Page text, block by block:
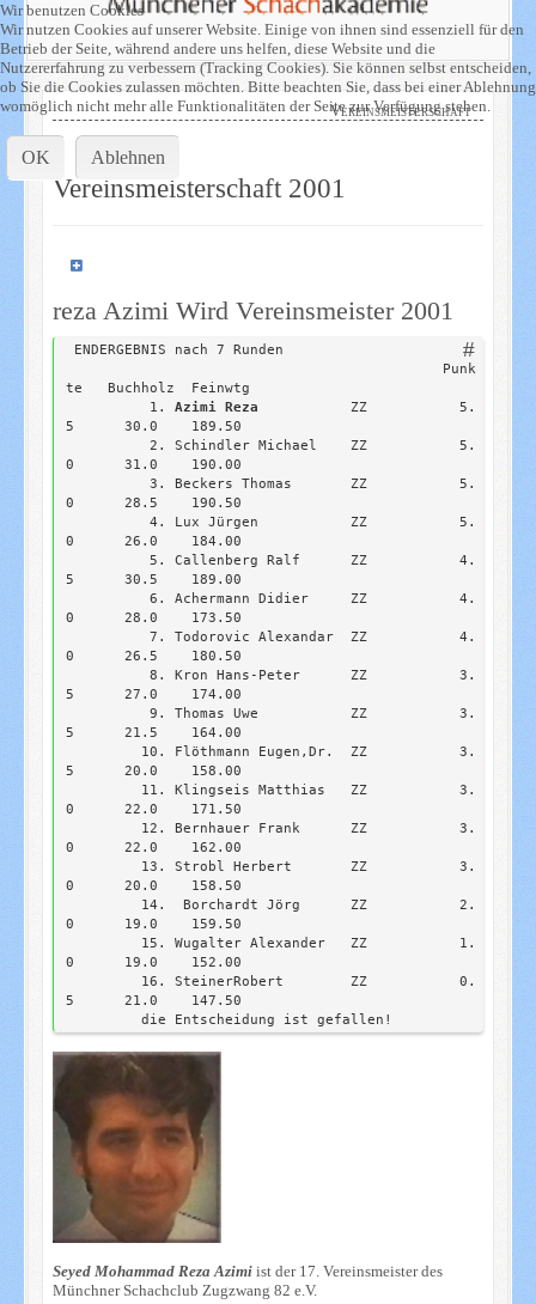
Vereinsmeisterschaft
Vereinsmeisterschaft 2001
reza Azimi Wird Vereinsmeister 2001
ENDERGEBNIS nach 7 Runden
Punk
te   Buchholz  Feinwtg
	  1.
Azimi Reza ZZ           5.
5      30.0    189.50
0      31.0    190.00
0      28.5    190.50
0      26.0    184.00
5      30.5    189.00
0      28.0    173.50
0      26.5    180.50
5      27.0    174.00
5      21.5    164.00
5      20.0    158.00
0      22.0    171.50
0      22.0    162.00
0      20.0    158.50
0      19.0    159.50
0      19.0    152.00
5      21.0    147.50
	 die Entscheidung ist gefallen!
Seyed Mohammad Reza Azimiist der 17. Vereinsmeister des
Münchner Schachclub Zugzwang 82 e.V.
Wir benutzen Cookies
Wir nutzen Cookies auf unserer Website. Einige von ihnen sind essenziell für den
Betrieb der Seite, während andere uns helfen, diese Website und die
Nutzererfahrung zu verbessern (Tracking Cookies). Sie können selbst entscheiden,
ob Sie die Cookies zulassen möchten. Bitte beachten Sie, dass bei einer Ablehnung
womöglich nicht mehr alle Funktionalitäten der Seite zur Verfügung stehen.
OK Ablehnen